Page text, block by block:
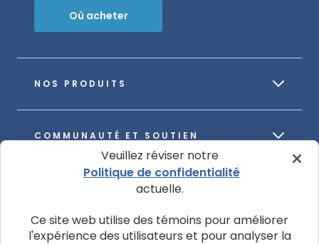
NOS PRODUITS
COMMUNAUTÉ ET SOUTIEN
À PROPOS DE NOTRE ENTREPRISE
Où acheter
Veuillez réviser notre
Politique de confidentialité
actuelle.
Ce site web utilise des témoins pour améliorer
l'expérience des utilisateurs et pour analyser la